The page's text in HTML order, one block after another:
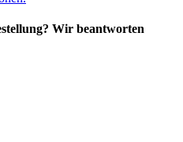
Wir beantworten